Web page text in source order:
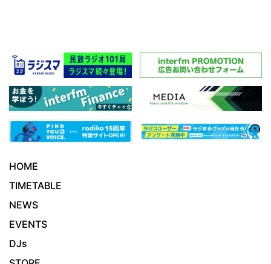
HOME
TIMETABLE
NEWS
EVENTS
DJs